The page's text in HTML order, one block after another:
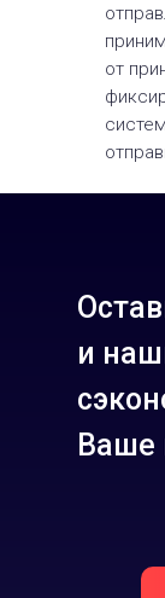
от
и
Ваше